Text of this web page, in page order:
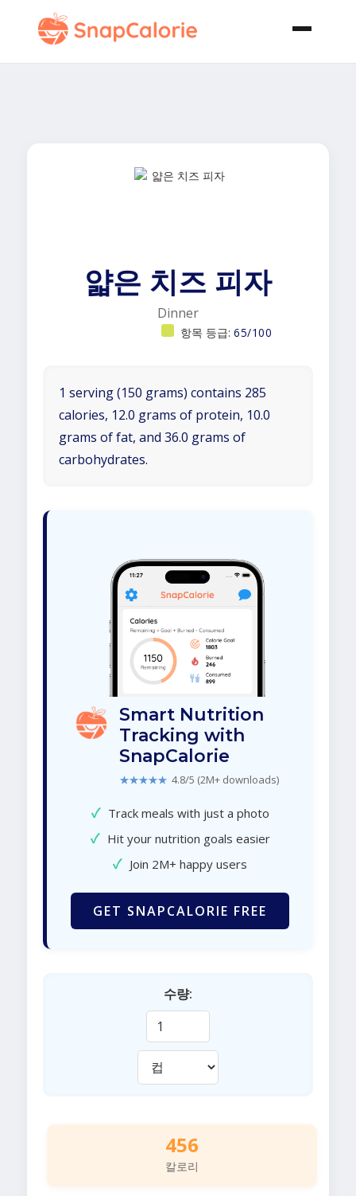
얇은 치즈 피자
Dinner
항목 등급: 65/100
1 serving (150 grams) contains 285
calories, 12.0 grams of protein, 10.0
grams of fat, and 36.0 grams of
carbohydrates.
Smart Nutrition
Tracking with
SnapCalorie
★★★★★ 4.8/5 (2M+ downloads)
✓ Track meals with just a photo
✓ Hit your nutrition goals easier
✓ Join 2M+ happy users
GET SNAPCALORIE FREE
수량:
456
칼로리